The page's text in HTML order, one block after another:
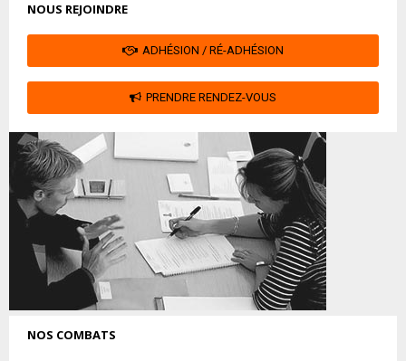
NOUS REJOINDRE
ADHÉSION / RÉ-ADHÉSION
PRENDRE RENDEZ-VOUS
NOS COMBATS